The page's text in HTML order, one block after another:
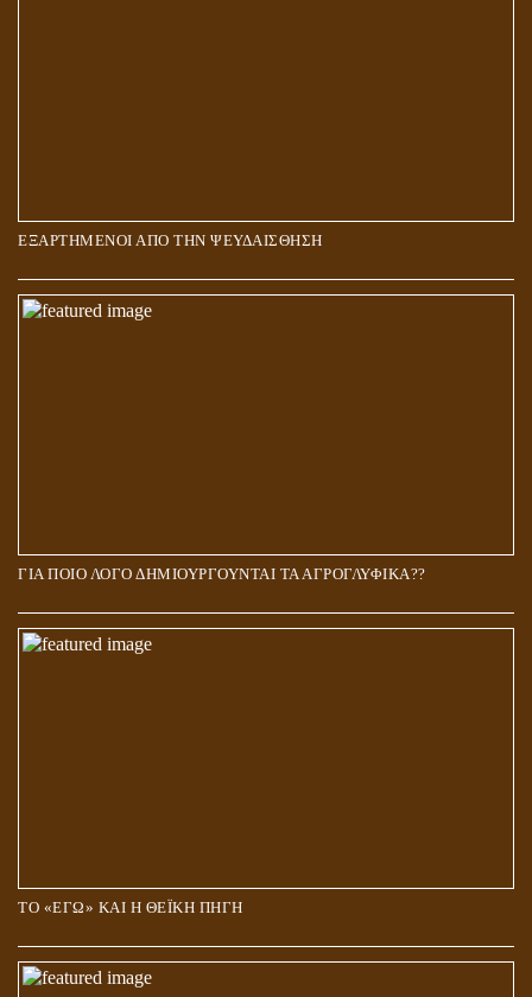
ΕΞΑΡΤΗΜΕΝΟΙ ΑΠΟ ΤΗΝ ΨΕΥΔΑΙΣΘΗΣΗ
ΓΙΑ ΠΟΙΟ ΛΟΓΟ ΔΗΜΙΟΥΡΓΟΥΝΤΑΙ ΤΑ ΑΓΡΟΓΛΥΦΙΚΑ??
ΤΟ «ΕΓΩ» ΚΑΙ Η ΘΕΪΚΗ ΠΗΓΗ